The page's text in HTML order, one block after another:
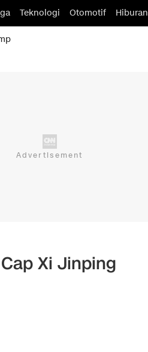
Teknologi Otomotif Hiburan
Xi Jinping